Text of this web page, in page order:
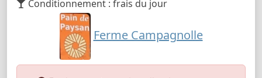
Conditionnement : frais du jour
Ferme Campagnolle